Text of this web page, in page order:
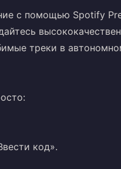
с помощью Spotify
треки в
код».